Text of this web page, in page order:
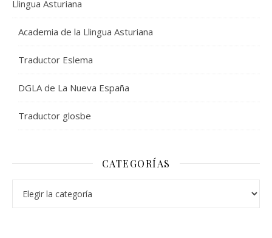
Llingua Asturiana
Academia de la Llingua Asturiana
Traductor Eslema
DGLA de La Nueva España
Traductor glosbe
CATEGORÍAS